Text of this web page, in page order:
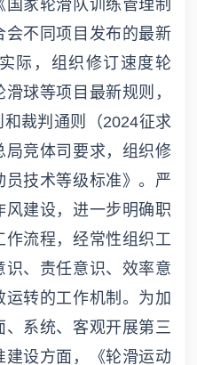
家轮滑队训练管理制
会不同项目发布的最新
际，组织修订速度轮
球等项目最新规则，
裁判通则（2024征求
局竞体司要求，组织修
技术等级标准》。严
建设，进一步明确职
流程，经常性组织工
、责任意识、效率意
转的工作机制。为加
系统、客观开展第三
设方面，《轮滑运动